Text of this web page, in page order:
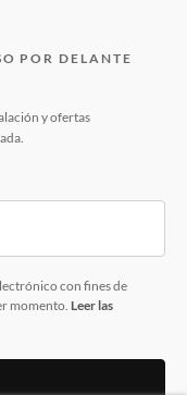
POR DELANTE
y ofertas
con fines de
momento. Leer las